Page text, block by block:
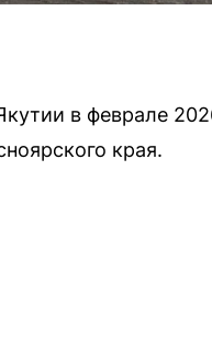
в феврале
края.